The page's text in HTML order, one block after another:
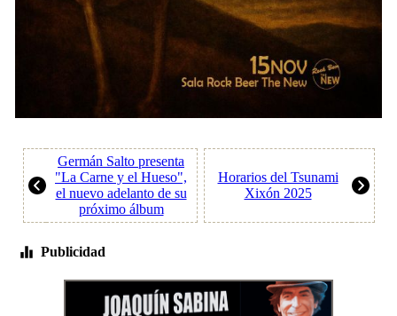
Germán Salto presenta
"La Carne y el Hueso",
el nuevo adelanto de su
próximo álbum
Horarios del Tsunami
Xixón 2025
Publicidad